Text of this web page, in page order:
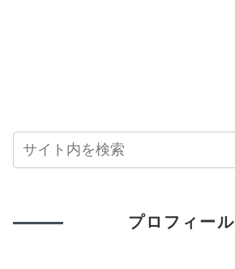
プロフィール